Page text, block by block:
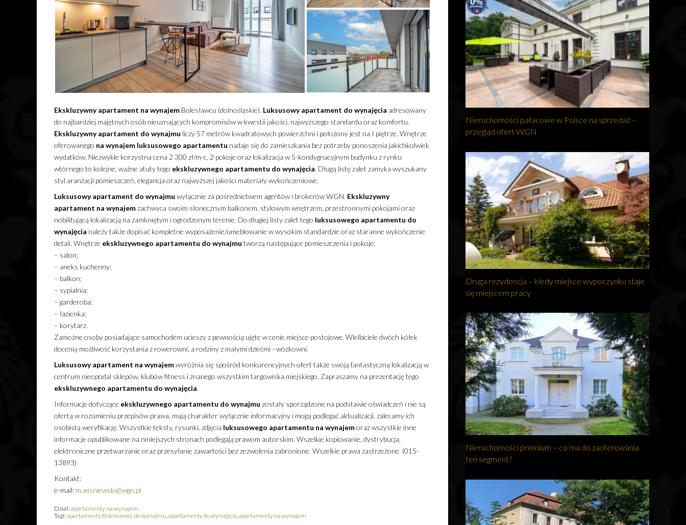
Ekskluzywny apartament na wynajemBolesławcu (dolnośląskie). Luksusowy apartament do wynajęcia adresowany
do najbardziej majętnych osób nieuznających kompromisów w kwestii jakości, najwyższego standardu oraz komfortu.
Ekskluzywny apartament do wynajmu liczy 57 metrów kwadratowych powierzchni i położony jest na I piętrze. Wnętrze
oferowanego na wynajem luksusowego apartamentu nadaje się do zamieszkania bez potrzeby ponoszenia jakichkolwiek
wydatków. Niezwykle korzystna cena 2 300 zł/m-c, 2 pokoje oraz lokalizacja w 5-kondygnacyjnym budynku z rynku
wtórnego to kolejne, ważne atuty tego ekskluzywnego apartamentu do wynajęcia. Długą listę zalet zamyka wyszukany
styl aranżacji pomieszczeń, elegancja oraz najwyższej jakości materiały wykończeniowe.
Luksusowy apartament do wynajmu wyłącznie za pośrednictwem agentów i brokerów WGN. Ekskluzywny
apartament na wynajemzachwyca swoim słonecznym balkonem, stylowym wnętrzem, przestronnymi pokojami oraz
nobilitującą lokalizacją na zamkniętym i ogrodzonym terenie. Do długiej listy zalet tego luksusowego apartamentu do
wynajęcia należy także dopisać kompletne wyposażenie/umeblowanie w wysokim standardzie oraz staranne wykończenie
detali. Wnętrze ekskluzywnego apartamentu do wynajmu tworzą następujące pomieszczenia i pokoje:
– salon;
– aneks kuchenny;
– balkon;
– sypialnia;
– garderoba;
– łazienka;
– korytarz.
Zamożne osoby posiadające samochodem ucieszy z pewnością ujęte w cenie miejsce postojowe. Wielbiciele dwóch kółek
docenią możliwość korzystania z rowerowni, a rodziny z małymi dziećmi –wózkowni.
Luksusowy apartament na wynajemwyróżnia się spośród konkurencyjnych ofert także swoją fantastyczną lokalizacją w
centrum nieopodal sklepów, klubów fitness i znanego wszystkim targowiska miejskiego. Zapraszamy na prezentację tego
ekskluzywnego apartamentu do wynajęcia.
Informacje dotyczące ekskluzywnego apartamentu do wynajmu zostały sporządzone na podstawie oświadczeń i nie są
ofertą w rozumieniu przepisów prawa, mają charakter wyłącznie informacyjny i mogą podlegać aktualizacji, zalecamy ich
osobistą weryfikację. Wszystkie teksty, rysunki, zdjęcia luksusowego apartamentu na wynajemoraz wszystkie inne
informacje opublikowane na niniejszych stronach podlegają prawom autorskim. Wszelkie kopiowanie, dystrybucja,
elektroniczne przetwarzanie oraz przesyłanie zawartości bez zezwolenia zabronione. Wszelkie prawa zastrzeżone. (015-
13893)
Kontakt:
e-mail: m.wisniewski@wgn.pl
Dział: apartamenty na wynajem
Tagi: apartamenty Bolesławiec do wynajmu,apartamenty do wynajęcia,apartamenty na wynajem
Nieruchomości pałacowe w Polsce na sprzedaż –
przegląd ofert WGN
Druga rezydencja – kiedy miejsce wypoczynku staje
się miejscem pracy
Nieruchomości premium – co ma do zaoferowania
ten segment?